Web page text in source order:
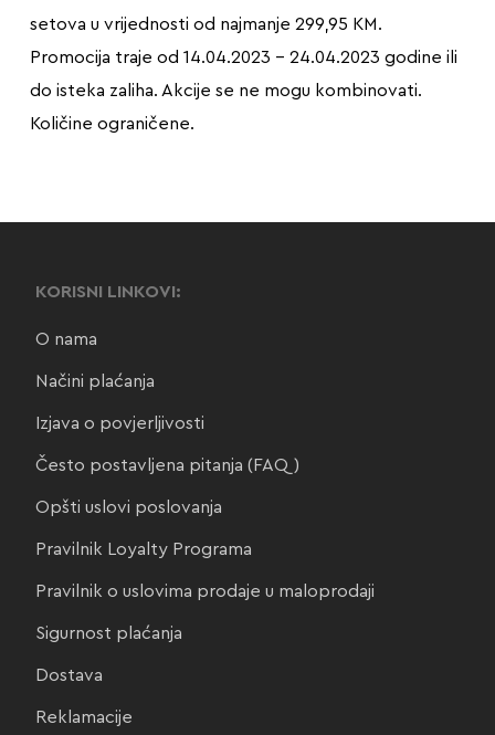
setova u vrijednosti od najmanje 299,95 KM.
Promocija traje od 14.04.2023 – 24.04.2023 godine ili
do isteka zaliha. Akcije se ne mogu kombinovati.
Količine ograničene.
KORISNI LINKOVI:
O nama
Načini plaćanja
Izjava o povjerljivosti
Često postavljena pitanja (FAQ)
Opšti uslovi poslovanja
Pravilnik Loyalty Programa
Pravilnik o uslovima prodaje u maloprodaji
Sigurnost plaćanja
Dostava
Reklamacije